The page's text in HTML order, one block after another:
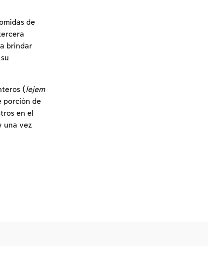
de
brindar
(lejem
porción de
en el
una vez